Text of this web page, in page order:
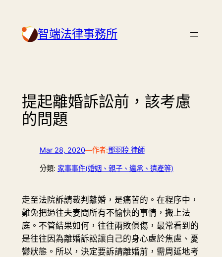
content 智端法律事務所
提起離婚訴訟前，該考慮
的問題
Mar 28, 2020—作者:鄧羽秢 律師
分類: 家事事件(婚姻、親子、繼承、遺產等)
走至法院訴請裁判離婚，是痛苦的。在程序中，
難免把過往夫妻間所有不愉快的事情，搬上法
庭。不管結果如何，往往兩敗俱傷，最常看到的
是往往因為離婚訴訟讓自己的身心處於焦慮、憂
鬱狀態。所以，決定要訴請離婚前，需周延地考